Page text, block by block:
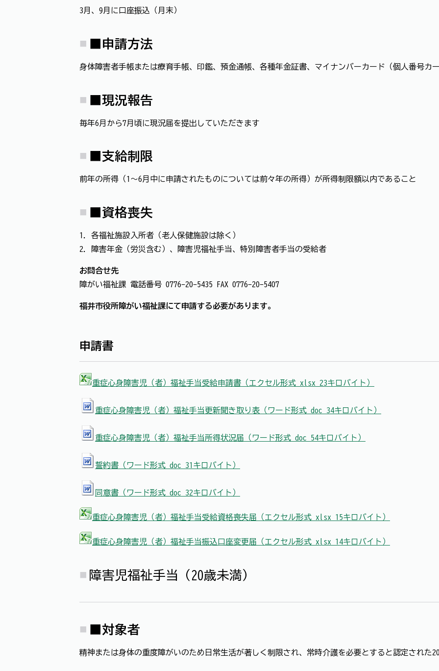
3月、9月に口座振込（月末）
申請方法
身体障害者手帳または療育手帳、印鑑、預金通帳、各種年金証書、マイナンバーカード（個人番号カ
現況報告
毎年6月から7月頃に現況届を提出していただきます
支給制限
前年の所得（1～6月中に申請されたものについては前々年の所得）が所得制限額以内であること
資格喪失
1．各福祉施設入所者（老人保健施設は除く）
2．障害年金（労災含む）、障害児福祉手当、特別障害者手当の受給者
お問合せ先
障がい福祉課 電話番号 0776-20-5435 FAX 0776-20-5407
福井市役所障がい福祉課にて申請する必要があります。
申請書
重症心身障害児（者）福祉手当受給申請書（エクセル形式 xlsx 23キロバイト）
重症心身障害児（者）福祉手当更新聞き取り表（ワード形式 doc 34キロバイト）
重症心身障害児（者）福祉手当所得状況届（ワード形式 doc 54キロバイト）
誓約書（ワード形式 doc 31キロバイト）
同意書（ワード形式 doc 32キロバイト）
重症心身障害児（者）福祉手当受給資格喪失届（エクセル形式 xlsx 15キロバイト）
重症心身障害児（者）福祉手当振込口座変更届（エクセル形式 xlsx 14キロバイト）
障害児福祉手当（20歳未満）
■対象者
精神または身体の重度障がいのため日常生活が著しく制限され、常時介護を必要とすると認定された